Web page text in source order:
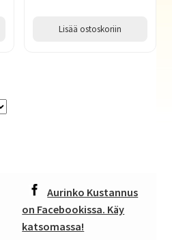
Lisää ostoskoriin
Aurinko Kustannus
on Facebookissa. Käy
katsomassa!